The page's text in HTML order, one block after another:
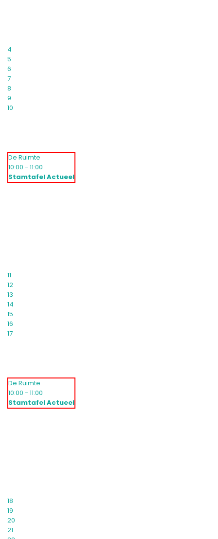
4
5
6
7
8
9
10
De Ruimte
10:00 - 11:00
Stamtafel Actueel
11
12
13
14
15
16
17
De Ruimte
10:00 - 11:00
Stamtafel Actueel
18
19
20
21